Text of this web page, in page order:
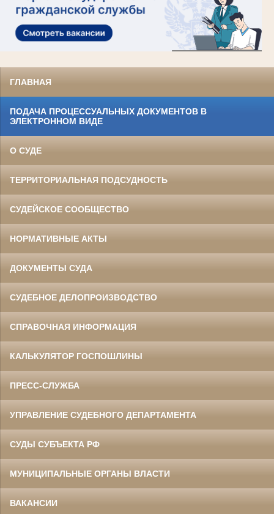
ГЛАВНАЯ
ПОДАЧА ПРОЦЕССУАЛЬНЫХ ДОКУМЕНТОВ В
ЭЛЕКТРОННОМ ВИДЕ
О СУДЕ
ТЕРРИТОРИАЛЬНАЯ ПОДСУДНОСТЬ
СУДЕЙСКОЕ СООБЩЕСТВО
НОРМАТИВНЫЕ АКТЫ
ДОКУМЕНТЫ СУДА
СУДЕБНОЕ ДЕЛОПРОИЗВОДСТВО
СПРАВОЧНАЯ ИНФОРМАЦИЯ
КАЛЬКУЛЯТОР ГОСПОШЛИНЫ
ПРЕСС-СЛУЖБА
УПРАВЛЕНИЕ СУДЕБНОГО ДЕПАРТАМЕНТА
СУДЫ СУБЪЕКТА РФ
МУНИЦИПАЛЬНЫЕ ОРГАНЫ ВЛАСТИ
ВАКАНСИИ